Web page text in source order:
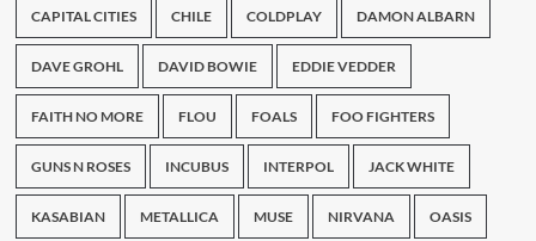
CAPITAL CITIES CHILE COLDPLAY DAMON ALBARN
DAVE GROHL DAVID BOWIE EDDIE VEDDER
FAITH NO MORE FLOU FOALS FOO FIGHTERS
GUNS N ROSES INCUBUS INTERPOL JACK WHITE
KASABIAN METALLICA MUSE NIRVANA OASIS